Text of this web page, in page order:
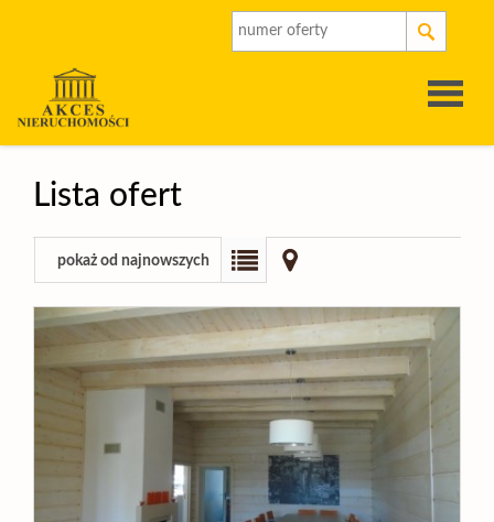
Lista ofert
pokaż od najnowszych